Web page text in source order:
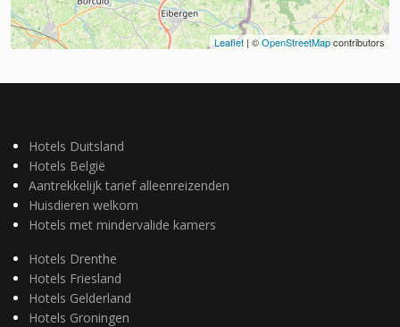
Leaflet | ©OpenStreetMapcontributors
Hotels Duitsland
Hotels België
Aantrekkelijk tarief alleenreizenden
Huisdieren welkom
Hotels met mindervalide kamers
Hotels Drenthe
Hotels Friesland
Hotels Gelderland
Hotels Groningen